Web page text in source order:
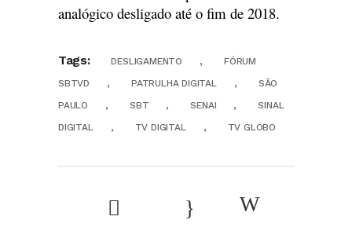
analógico desligado até o fim de 2018.
Tags: DESLIGAMENTO ,
FÓRUM
SBTVD
, PATRULHA DIGITAL ,
SÃO
PAULO
, SBT , SENAI ,
SINAL
DIGITAL
, TV DIGITAL , TV GLOBO